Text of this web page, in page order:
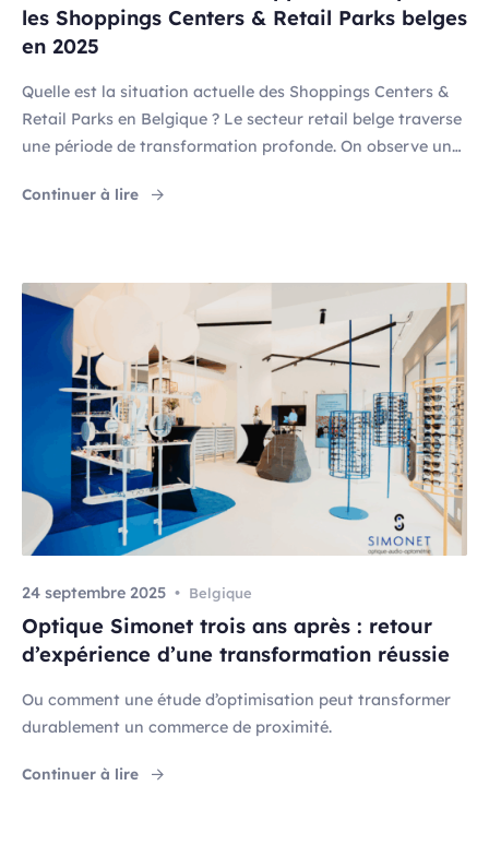
les Shoppings Centers & Retail Parks belges
en 2025
Quelle est la situation actuelle des Shoppings Centers &
Retail Parks en Belgique ? Le secteur retail belge traverse
une période de transformation profonde. On observe une
retail global a augmenté à 11,2% en 2025, soit plus de 21
Continuer à lire "Baromètre des défis et opportunités pour
Optique Simonet trois ans après : retour
d’expérience d’une transformation réussie
Ou comment une étude d’optimisation peut transformer
durablement un commerce de proximité.
Continuer à lire "Optique Simonet trois ans après : retour
24 septembre 2025 Belgique